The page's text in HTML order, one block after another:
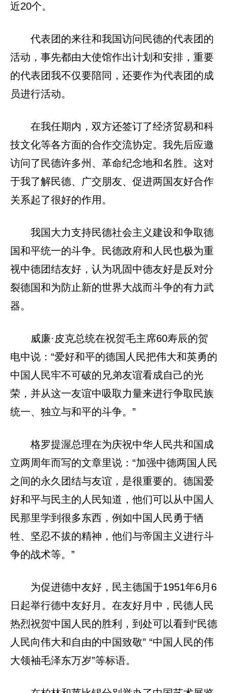
近20个。
代表团的来往和我国访问民德的代表团的
活动，事先都由大使馆作出计划和安排，重要
的代表团我不仅要陪同，还要作为代表团的成
员进行活动。
在我任期内，双方还签订了经济贸易和科
技文化等各方面的合作交流协定。我先后应邀
访问了民德许多州、革命纪念地和名胜。这对
于我了解民德、广交朋友、促进两国友好合作
关系起了很好的作用。
我国大力支持民德社会主义建设和争取德
国和平统一的斗争。民德政府和人民也极为重
视中德团结友好，认为巩固中德友好是反对分
裂德国和为防止新的世界大战而斗争的有力武
器。
威廉·皮克总统在祝贺毛主席60寿辰的贺
电中说：“爱好和平的德国人民把伟大和英勇的
中国人民牢不可破的兄弟友谊看成自己的光
荣，并从这一友谊中吸取力量来进行争取民族
统一、独立与和平的斗争。”
格罗提渥总理在为庆祝中华人民共和国成
立两周年而写的文章里说：“加强中德两国人民
之间的永久团结与友谊，是很重要的。德国爱
好和平与民主的人民知道，他们可以从中国人
民那里学到很多东西，例如中国人民勇于牺
牲、坚忍不拔的精神，他们与帝国主义进行斗
争的战术等。”
为促进德中友好，民主德国于1951年6月6
日起举行德中友好月。在友好月中，民德人民
热烈祝贺中国人民的胜利，到处可以看到“民德
人民向伟大和自由的中国致敬” “中国人民的伟
大领袖毛泽东万岁”等标语。